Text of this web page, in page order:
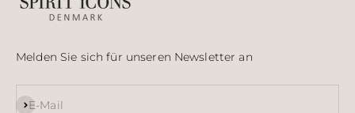
Melden Sie sich für unseren Newsletter an
E-Mail
Abonnieren